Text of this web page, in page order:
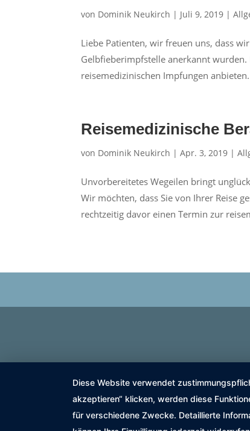
von Dominik Neukirch | Juli 9, 2019 |
Liebe Patienten, wir freuen uns, dass
Gelbfieberimpfstelle anerkannt
reisemedizinischen Impfungen
Reisemedizinische
von Dominik Neukirch |Apr. 3, 2019 |
Unvorbereitetes Wegeilen bringt
Wir möchten, dass Sie von Ihrer Reise
rechtzeitig davor einen Termin zur
Diese Website verwendet
akzeptieren“ klicken, werden diese
für verschiedene Zwecke. Detaillierte